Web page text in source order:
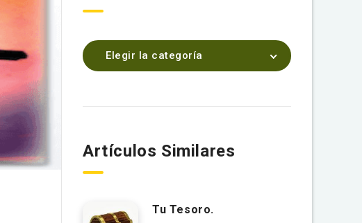
Elegir la categoría
Artículos Similares
Tu Tesoro.